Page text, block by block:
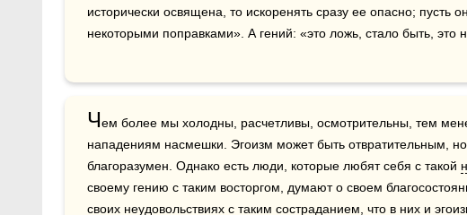
исторически освящена, то искоренять сразу ее опасно; пусть
некоторыми поправками». А гений: «это ложь, стало быть, это
Чем более мы холодны, расчетливы, осмотрительны, тем
нападениям насмешки. Эгоизм может быть отвратительным,
благоразумен. Однако есть люди, которые любят себя с такой
своему гению с таким восторгом, думают о своем
своих неудовольствиях с таким состраданием, что в них и